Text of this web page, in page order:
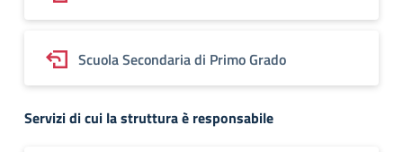
Scuola Secondaria di Primo Grado
Servizi di cui la struttura è responsabile